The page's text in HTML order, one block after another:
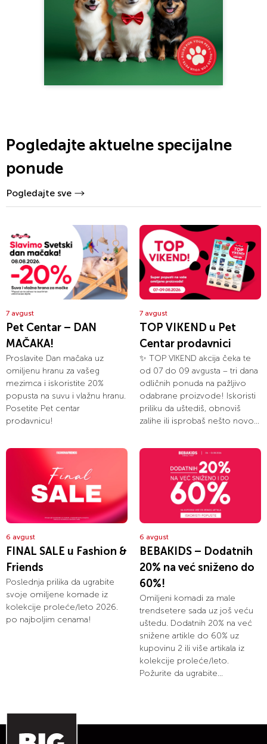
Pogledajte aktuelne specijalne
ponude
Pogledajte sve
7 avgust
Pet Centar – DAN
MAČAKA!
Proslavite Dan mačaka uz
omiljenu hranu za vašeg
mezimca i iskoristite 20%
popusta na suvu i vlažnu hranu.
Posetite Pet centar
prodavnicu!
7 avgust
TOP VIKEND u Pet
Centar prodavnici
✨ TOP VIKEND akcija čeka te
od 07 do 09 avgusta – tri dana
odličnih ponuda na pažljivo
odabrane proizvode! Iskoristi
priliku da uštediš, obnoviš
zalihe ili isprobaš nešto novo...
6 avgust
FINAL SALE u Fashion &
Friends
Poslednja prilika da ugrabite
svoje omiljene komade iz
kolekcije proleće/leto 2026.
po najboljim cenama!
6 avgust
BEBAKIDS – Dodatnih
20% na već sniženo do
60%!
Omiljeni komadi za male
trendsetere sada uz još veću
uštedu. Dodatnih 20% na već
snižene artikle do 60% uz
kupovinu 2 ili više artikala iz
kolekcije proleće/leto.
Požurite da ugrabite...